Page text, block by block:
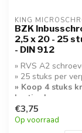
KING
BZK
2,5 x 20 - 25
- DIN 912
» RVS A2
» 25 stuks per
» Koop 4 stuks
korting!
€3,75
Op voorraad